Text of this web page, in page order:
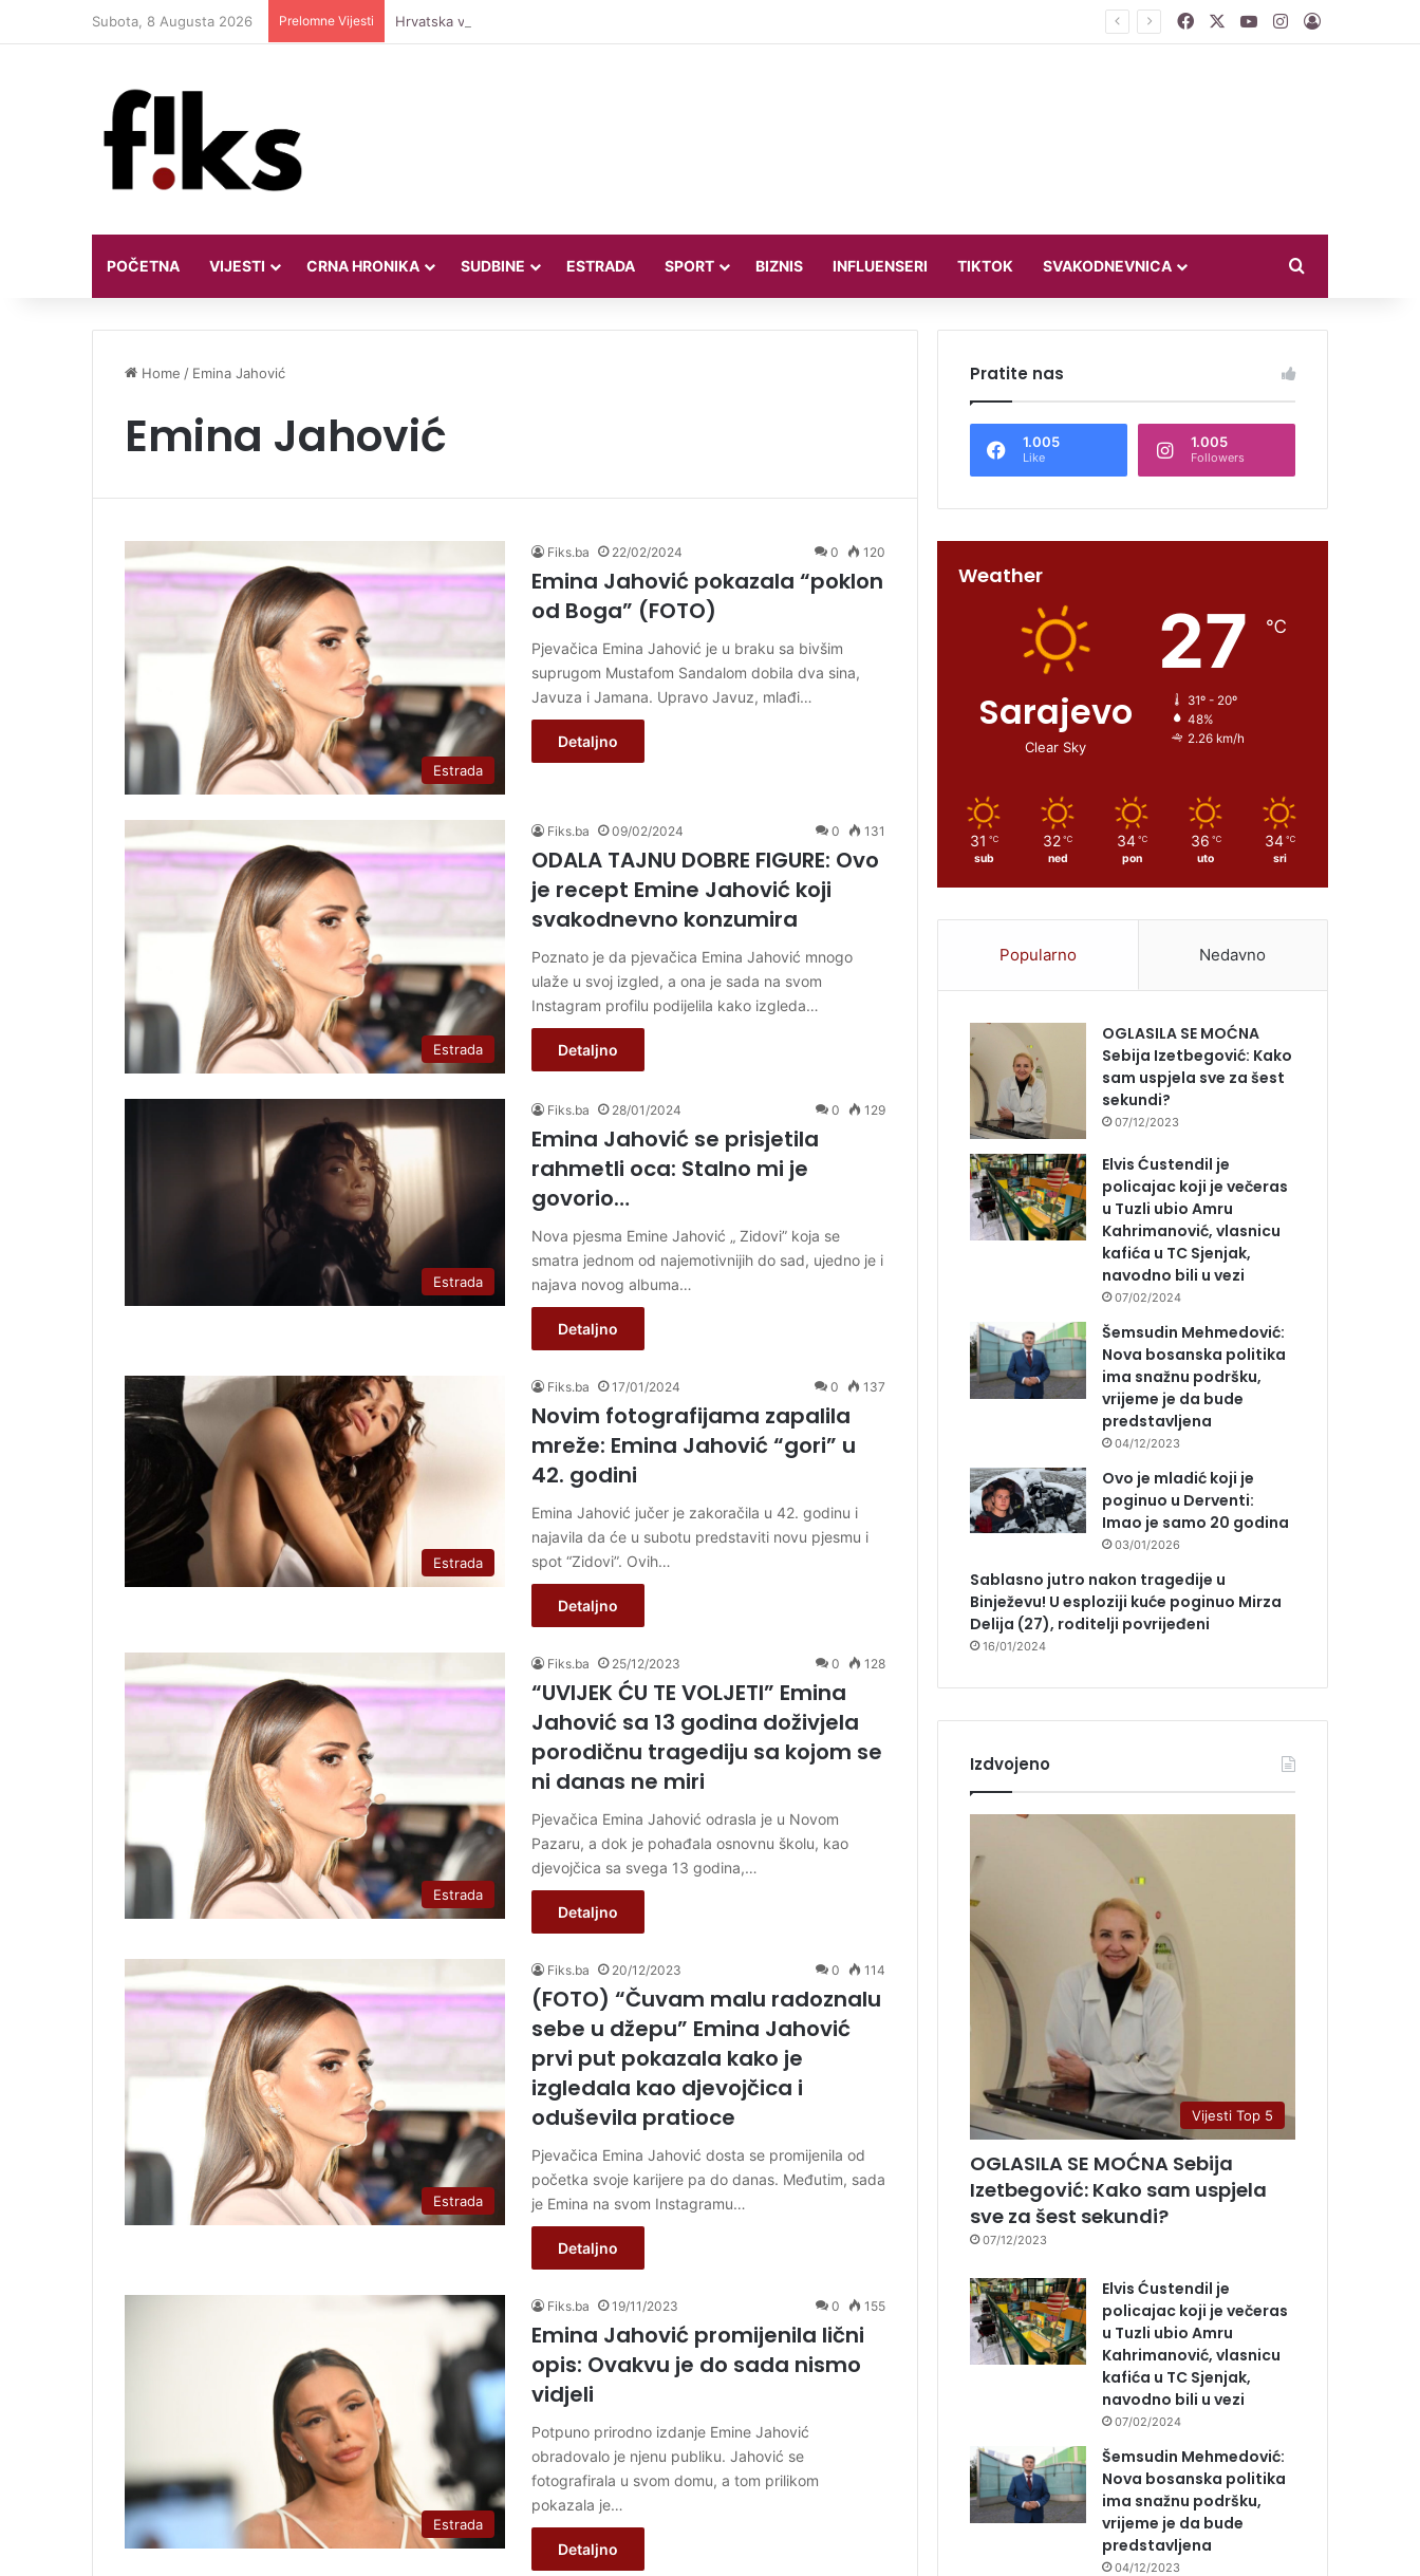
Subota, 8 Augusta 2026 Prelomne Vijesti Hrvatska voditeljica Valentina Miletić koju porede s Dilettom Leotom oduševila pozirajući u bikiniju Facebook YouTubeInstagram
POČETNA VIJESTI CRNA HRONIKA SUDBINE ESTRADA SPORT BIZNIS INFLUENSERI TIKTOK SVAKODNEVNICA
Home / Emina Jahović
Emina Jahović
Estrada
Fiks.ba 22/02/2024 0 120
Emina Jahović pokazala “poklon
od Boga” (FOTO)
Pjevačica ​Emina Jahović je u braku sa bivšim
suprugom Mustafom Sandalom dobila dva sina,
Javuza i Jamana. Upravo Javuz, mlađi…
Detaljno
Estrada
Fiks.ba 09/02/2024 0 131
ODALA TAJNU DOBRE FIGURE: Ovo
je recept Emine Jahović koji
svakodnevno konzumira
Poznato je da pjevačica Emina Jahović mnogo
ulaže u svoj izgled, a ona je sada na svom
Instagram profilu podijelila kako izgleda…
Detaljno
Estrada
Fiks.ba 28/01/2024 0 129
Emina Jahović se prisjetila
rahmetli oca: Stalno mi je
govorio…
Nova pjesma Emine Jahović „ Zidovi” koja se
smatra jednom od najemotivnijih do sad, ujedno je i
najava novog albuma…
Detaljno
Estrada
Fiks.ba 17/01/2024 0 137
Novim fotografijama zapalila
mreže: Emina Jahović “gori” u
42. godini
Emina Jahović jučer je zakoračila u 42. godinu i
najavila da će u subotu predstaviti novu pjesmu i
spot “Zidovi”. Ovih…
Detaljno
Estrada
Fiks.ba 25/12/2023 0 128
“UVIJEK ĆU TE VOLJETI” Emina
Jahović sa 13 godina doživjela
porodičnu tragediju sa kojom se
ni danas ne miri
Pjevačica Emina Jahović odrasla je u Novom
Pazaru, a dok je pohađala osnovnu školu, kao
djevojčica sa svega 13 godina,…
Detaljno
Estrada
Fiks.ba 20/12/2023 0 114
(FOTO) “Čuvam malu radoznalu
sebe u džepu” Emina Jahović
prvi put pokazala kako je
izgledala kao djevojčica i
oduševila pratioce
Pjevačica Emina Jahović dosta se promijenila od
početka svoje karijere pa do danas. Međutim, sada
je Emina na svom Instagramu…
Detaljno
Estrada
Fiks.ba 19/11/2023 0 155
Emina Jahović promijenila lični
opis: Ovakvu je do sada nismo
vidjeli
Potpuno prirodno izdanje Emine Jahović
obradovalo je njenu publiku. Jahović se
fotografirala u svom domu, a tom prilikom
pokazala je…
Detaljno
Pratite nas
1.005
Like
1.005
Followers
Weather
Sarajevo
Clear Sky
27 ℃
31º - 20º
48%
2.26 km/h
31 ℃
sub
32 ℃
ned
34 ℃
pon
36 ℃
uto
34 ℃
sri
Popularno Nedavno
OGLASILA SE MOĆNA
Sebija Izetbegović: Kako
sam uspjela sve za šest
sekundi?
07/12/2023
Elvis Ćustendil je
policajac koji je večeras
u Tuzli ubio Amru
Kahrimanović, vlasnicu
kafića u TC Sjenjak,
navodno bili u vezi
07/02/2024
Šemsudin Mehmedović:
Nova bosanska politika
ima snažnu podršku,
vrijeme je da bude
predstavljena
04/12/2023
Ovo je mladić koji je
poginuo u Derventi:
Imao je samo 20 godina
03/01/2026
Sablasno jutro nakon tragedije u
Binježevu! U esploziji kuće poginuo Mirza
Delija (27), roditelji povrijeđeni
16/01/2024
Izdvojeno
Vijesti Top 5
OGLASILA SE MOĆNA Sebija
Izetbegović: Kako sam uspjela
sve za šest sekundi?
07/12/2023
Elvis Ćustendil je
policajac koji je večeras
u Tuzli ubio Amru
Kahrimanović, vlasnicu
kafića u TC Sjenjak,
navodno bili u vezi
07/02/2024
Šemsudin Mehmedović:
Nova bosanska politika
ima snažnu podršku,
vrijeme je da bude
predstavljena
04/12/2023